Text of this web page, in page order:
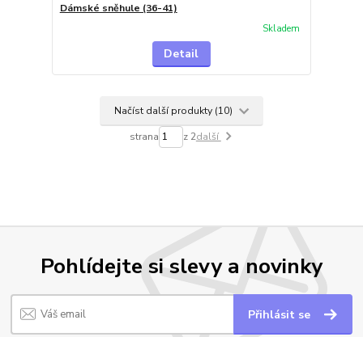
Dámské sněhule (36-41)
Skladem
Detail
Načíst další produkty (10)
strana z 2další
Pohlídejte si slevy a novinky
Přihlásit se